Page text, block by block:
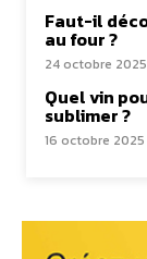
Faut-il
au four ?
24 octobre 2025
Quel vin
sublimer ?
16 octobre 2025